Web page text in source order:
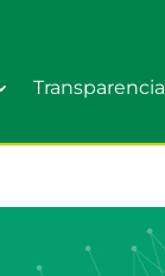
Transparencia